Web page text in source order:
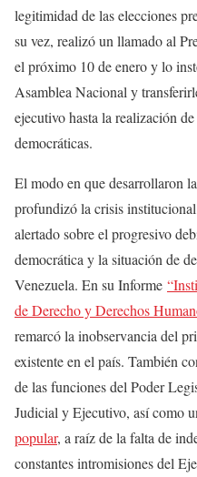
legitimidad de las elecciones
su vez, realizó un llamado al
el próximo 10 de enero y lo
Asamblea Nacional y
ejecutivo hasta la realización
democráticas.
El modo en que desarrollaron
profundizó la crisis
alertado sobre el progresivo
democrática y la situación de
Venezuela. En su Informe
de Derecho y Derechos
remarcó la inobservancia del
existente en el país. También
de las funciones del Poder
Judicial y Ejecutivo, así como
popular, a raíz de la falta de
constantes intromisiones del